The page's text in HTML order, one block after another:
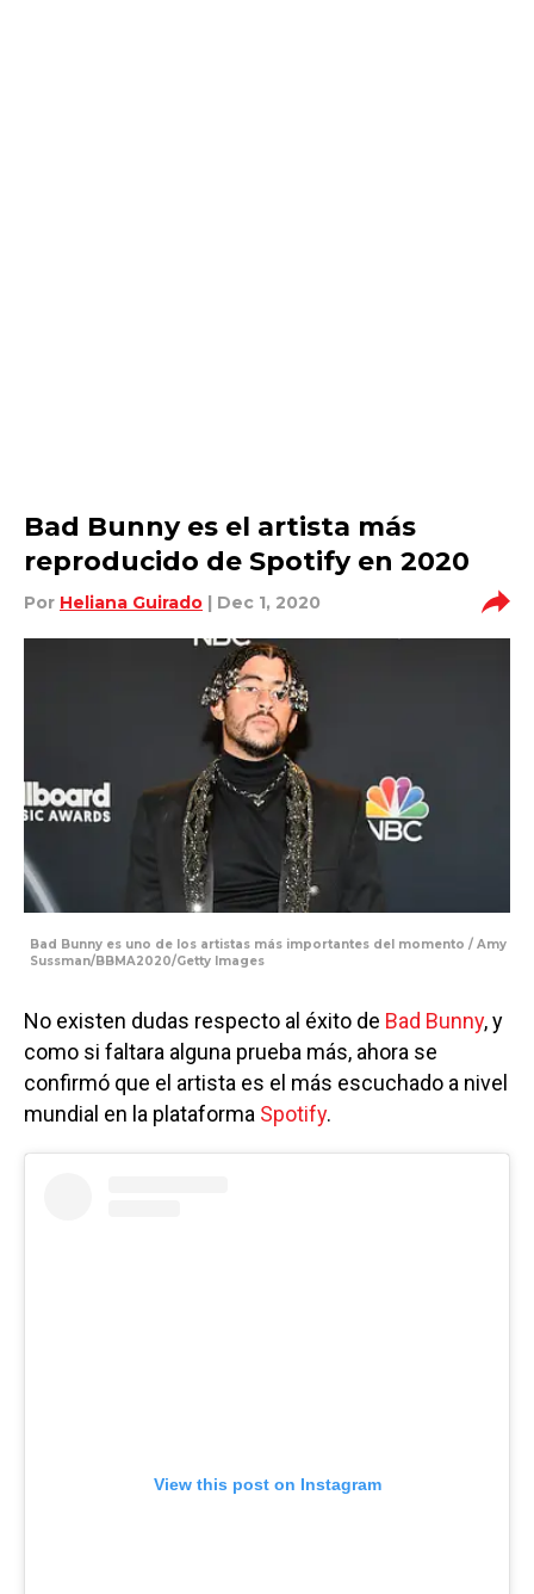
Bad Bunny es el artista más
reproducido de Spotify en 2020
Por Heliana Guirado | Dec 1, 2020
Bad Bunny es uno de los artistas más importantes del momento / Amy
Sussman/BBMA2020/Getty Images
No existen dudas respecto al éxito de Bad Bunny, y
como si faltara alguna prueba más, ahora se
confirmó que el artista es el más escuchado a nivel
mundial en la plataforma Spotify.
View this post on Instagram